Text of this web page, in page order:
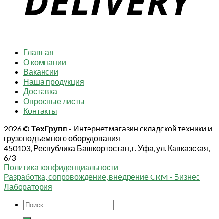
Главная
О компании
Вакансии
Наша продукция
Доставка
Опросные листы
Контакты
2026 ©ТехГрупп - Интернет магазин складской техники и
грузоподъемного оборудования
450103, Республика Башкортостан, г. Уфа, ул. Кавказская,
6/3
Политика конфиденциальности
Разработка, сопровождение, внедрение CRM - Бизнес
Лаборатория
Искать: